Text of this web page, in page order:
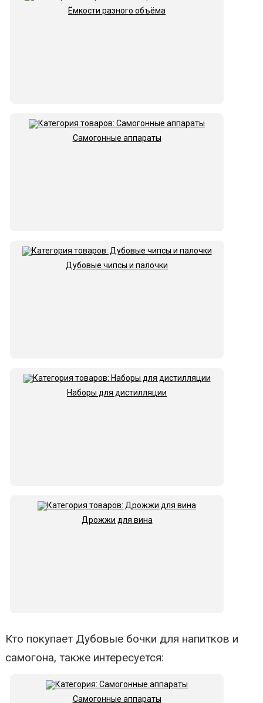
Ёмкости разного объёма
Самогонные аппараты
Дубовые чипсы и палочки
Наборы для дистилляции
Дрожжи для вина
Кто покупает Дубовые бочки для напитков и
самогона, также интересуется:
Самогонные аппараты